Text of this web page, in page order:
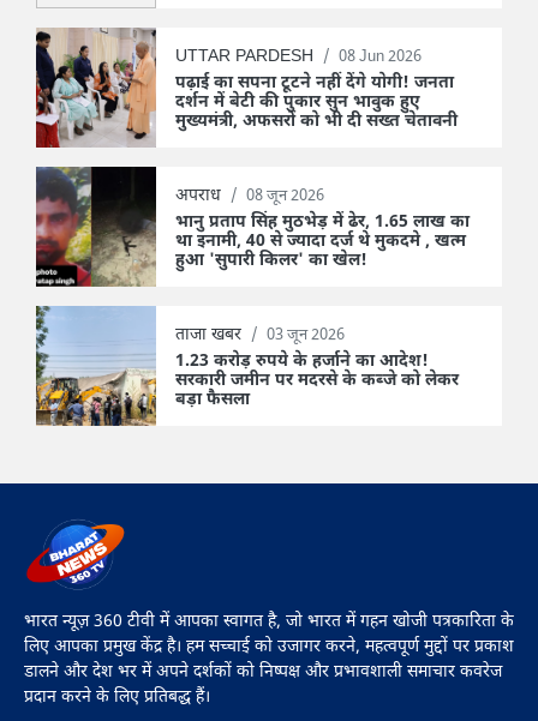
UTTAR PARDESH / 08 Jun 2026
पढ़ाई का सपना टूटने नहीं देंगे योगी! जनता
दर्शन में बेटी की पुकार सुन भावुक हुए
मुख्यमंत्री, अफसरों को भी दी सख्त चेतावनी
अपराध / 08 जून 2026
भानु प्रताप सिंह मुठभेड़ में ढेर, 1.65 लाख का
था इनामी, 40 से ज्यादा दर्ज थे मुकदमे , खत्म
हुआ 'सुपारी किलर' का खेल!
ताजा खबर / 03 जून 2026
1.23 करोड़ रुपये के हर्जाने का आदेश!
सरकारी जमीन पर मदरसे के कब्जे को लेकर
बड़ा फैसला
भारत न्यूज़ 360 टीवी में आपका स्वागत है, जो भारत में गहन खोजी पत्रकारिता के
लिए आपका प्रमुख केंद्र है। हम सच्चाई को उजागर करने, महत्वपूर्ण मुद्दों पर प्रकाश
डालने और देश भर में अपने दर्शकों को निष्पक्ष और प्रभावशाली समाचार कवरेज
प्रदान करने के लिए प्रतिबद्ध हैं।